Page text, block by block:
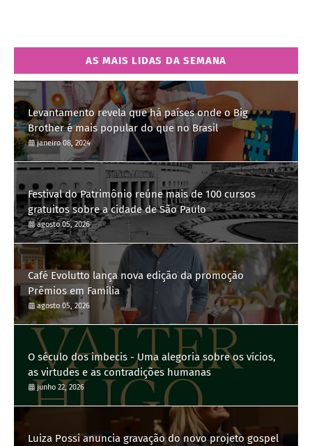
AS MAIS LIDAS DA SEMANA
Levantamento revela que há países onde o Big
Brother é mais popular do que no Brasil
janeiro 08, 2024
Festival do Patrimônio reúne mais de 100 cursos
gratuitos sobre a cidade de São Paulo
agosto 05, 2026
Café Evolutto lança nova edição da promoção
Prêmios em Família
agosto 05, 2026
O século dos imbecis - Uma alegoria sobre os vícios,
as virtudes e as contradições humanas
junho 22, 2026
Luiza Possi anuncia gravação do novo projeto gospel